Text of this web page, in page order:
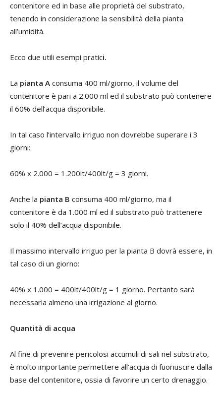
contenitore ed in base alle proprietà del substrato,
tenendo in considerazione la sensibilità della pianta
all’umidità.
Ecco due utili esempi pratici.
La pianta A consuma 400 ml/giorno, il volume del
contenitore è pari a 2.000 ml ed il substrato può contenere
il 60% dell’acqua disponibile.
In tal caso l’intervallo irriguo non dovrebbe superare i 3
giorni:
60% x 2.000 = 1.200lt/400lt/g = 3 giorni.
Anche la pianta B consuma 400 ml/giorno, ma il
contenitore è da 1.000 ml ed il substrato può trattenere
solo il 40% dell’acqua disponibile.
Il massimo intervallo irriguo per la pianta B dovrà essere, in
tal caso di un giorno:
40% x 1.000 = 400lt/400lt/g = 1 giorno. Pertanto sarà
necessaria almeno una irrigazione al giorno.
Quantità di acqua
Al fine di prevenire pericolosi accumuli di sali nel substrato,
è molto importante permettere all’acqua di fuoriuscire dalla
base del contenitore, ossia di favorire un certo drenaggio.